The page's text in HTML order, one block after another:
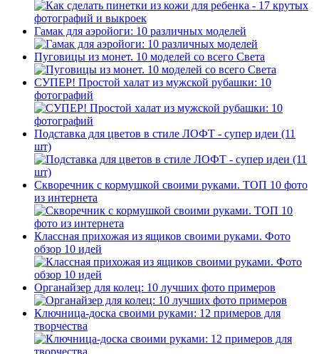
Гамак для аэройоги: 10 различных моделей
Пуговицы из монет. 10 моделей со всего Света
СУПЕР! Простой халат из мужской рубашки: 10
фотографий
Подставка для цветов в стиле ЛОФТ - супер идеи (11
шт)
Скворечник с кормушкой своими руками. ТОП 10 фото
из интернета
Классная прихожая из ящиков своими руками. Фото
обзор 10 идей
Органайзер для колец: 10 лучших фото примеров
Ключница-доска своими руками: 12 примеров для
творчества